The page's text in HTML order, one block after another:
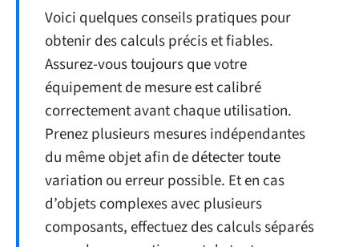
Voici quelques conseils pratiques pour
obtenir des calculs précis et fiables.
Assurez-vous toujours que votre
équipement de mesure est calibré
correctement avant chaque utilisation.
Prenez plusieurs mesures indépendantes
du même objet afin de détecter toute
variation ou erreur possible. Et en cas
d’objets complexes avec plusieurs
composants, effectuez des calculs séparés